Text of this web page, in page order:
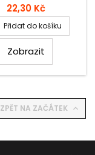
Cena
22,30 Kč
Přidat do košíku
Zobrazit
ZPĚT NA ZAČÁTEK 